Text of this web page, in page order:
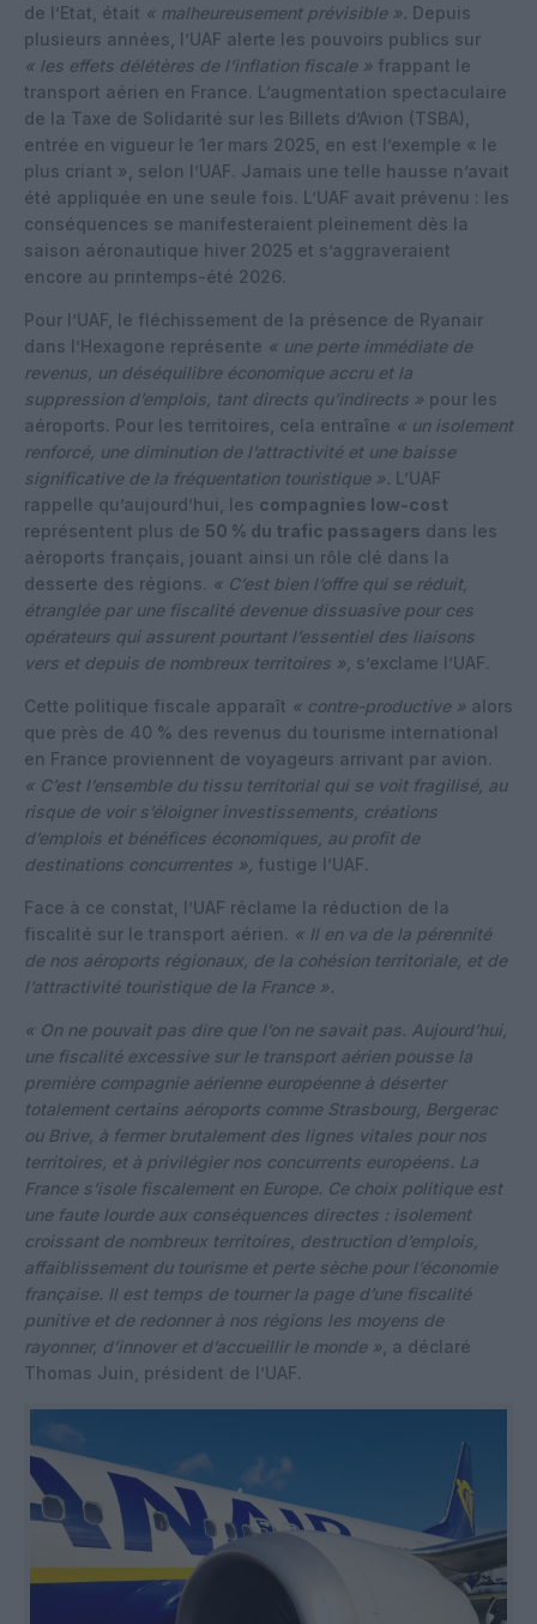
de l’Etat, était « malheureusement prévisible ». Depuis
plusieurs années, l’UAF alerte les pouvoirs publics sur
« les effets délétères de l’inflation fiscale » frappant le
transport aérien en France. L’augmentation spectaculaire
de la Taxe de Solidarité sur les Billets d’Avion (TSBA),
entrée en vigueur le 1er mars 2025, en est l’exemple « le
plus criant », selon l’UAF. Jamais une telle hausse n’avait
été appliquée en une seule fois. L’UAF avait prévenu : les
conséquences se manifesteraient pleinement dès la
saison aéronautique hiver 2025 et s’aggraveraient
encore au printemps-été 2026.
Pour l’UAF, le fléchissement de la présence de Ryanair
dans l’Hexagone représente « une perte immédiate de
revenus, un déséquilibre économique accru et la
suppression d’emplois, tant directs qu’indirects » pour les
aéroports. Pour les territoires, cela entraîne « un isolement
renforcé, une diminution de l’attractivité et une baisse
significative de la fréquentation touristique ». L’UAF
rappelle qu’aujourd’hui, les compagnies low-cost
représentent plus de 50 % du trafic passagers dans les
aéroports français, jouant ainsi un rôle clé dans la
desserte des régions. « C’est bien l’offre qui se réduit,
étranglée par une fiscalité devenue dissuasive pour ces
opérateurs qui assurent pourtant l’essentiel des liaisons
vers et depuis de nombreux territoires », s’exclame l’UAF.
Cette politique fiscale apparaît « contre-productive » alors
que près de 40 % des revenus du tourisme international
en France proviennent de voyageurs arrivant par avion.
« C’est l’ensemble du tissu territorial qui se voit fragilisé, au
risque de voir s’éloigner investissements, créations
d’emplois et bénéfices économiques, au profit de
destinations concurrentes », fustige l’UAF.
Face à ce constat, l’UAF réclame la réduction de la
fiscalité sur le transport aérien. « Il en va de la pérennité
de nos aéroports régionaux, de la cohésion territoriale, et de
l’attractivité touristique de la France ».
« On ne pouvait pas dire que l’on ne savait pas. Aujourd’hui,
une fiscalité excessive sur le transport aérien pousse la
première compagnie aérienne européenne à déserter
totalement certains aéroports comme Strasbourg, Bergerac
ou Brive, à fermer brutalement des lignes vitales pour nos
territoires, et à privilégier nos concurrents européens. La
France s’isole fiscalement en Europe. Ce choix politique est
une faute lourde aux conséquences directes : isolement
croissant de nombreux territoires, destruction d’emplois,
affaiblissement du tourisme et perte sèche pour l’économie
française. Il est temps de tourner la page d’une fiscalité
punitive et de redonner à nos régions les moyens de
rayonner, d’innover et d’accueillir le monde » , a déclaré
Thomas Juin, président de l’UAF.